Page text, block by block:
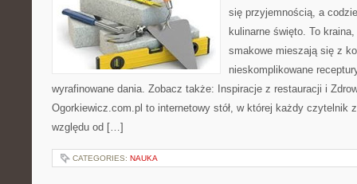
się przyjemnością, a
kulinarne święto. To
smakowe mieszają się z
nieskomplikowane
wyrafinowane dania. Zobacz także: Inspiracje z restauracji i
Ogorkiewicz.com.pl to internetowy stół, w której każdy czytelnik
względu od […]
CATEGORIES: NAUKA